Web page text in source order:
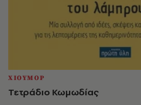
ΧΙΟΥΜΟΡ
Τετράδιο Κωμωδίας